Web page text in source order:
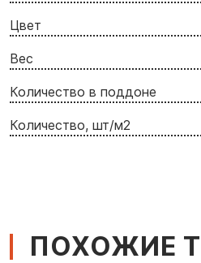
Цвет
Вес
Количество в поддоне
Количество, шт/м2
ПОХОЖИЕ